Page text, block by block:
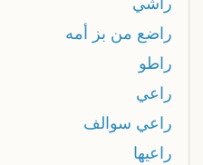
راضع من بز أمه
راطو
راعي
راعي سوالف
راعيها